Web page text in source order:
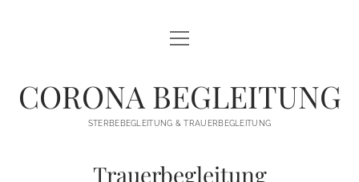
HOME
STERBEBEGLEITUNG
ÜBER UNS
Menü
öffnen
CORONA BEGLEITUNG
STERBEBEGLEITUNG & TRAUERBEGLEITUNG
Trauerbegleitung